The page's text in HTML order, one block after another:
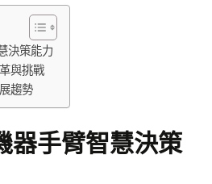
決策能力
與挑戰
趨勢
器手臂智慧決策